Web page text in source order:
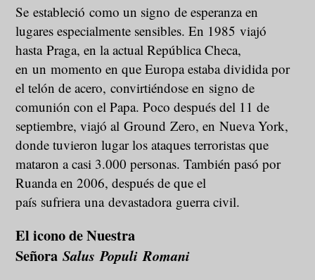
Se estableció como un signo de esperanza en
lugares especialmente sensibles. En 1985 viajó
hasta Praga, en la actual República Checa,
en un momento en que Europa estaba dividida por
el telón de acero, convirtiéndose en signo de
comunión con el Papa. Poco después del 11 de
septiembre, viajó al Ground Zero, en Nueva York,
donde tuvieron lugar los ataques terroristas que
mataron a casi 3.000 personas. También pasó por
Ruanda en 2006, después de que el
país sufriera una devastadora guerra civil.
El icono de Nuestra
SeñoraSalus Populi Romani